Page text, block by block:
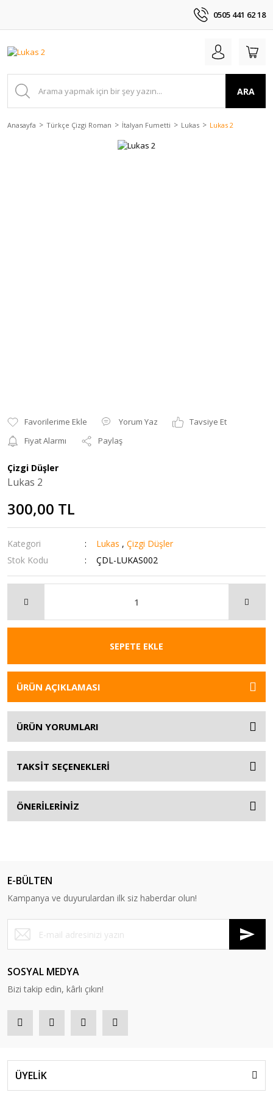
0505 441 62 18
ARA
Anasayfa Türkçe Çizgi Roman İtalyan Fumetti Lukas Lukas 2
Yorum Yaz
Tavsiye Et
Fiyat Alarmı
Paylaş
Çizgi Düşler
Lukas 2
300,00 TL
Kategori Lukas ,Çizgi Düşler
Stok Kodu
ÇDL-LUKAS002
SEPETE EKLE
ÜRÜN AÇIKLAMASI
ÜRÜN YORUMLARI
TAKSİT SEÇENEKLERİ
ÖNERİLERİNİZ
E-BÜLTEN
Kampanya ve duyurulardan ilk siz haberdar olun!
SOSYAL MEDYA
Bizi takip edin, kârlı çıkın!
ÜYELİK